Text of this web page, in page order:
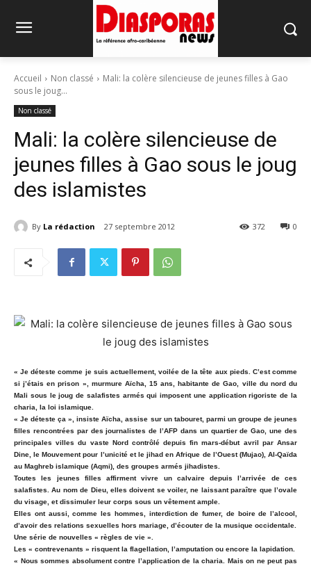
Accueil Non classé
Mali: la colère silencieuse de jeunes filles à Gao
sous le joug...
Non classé
Mali: la colère silencieuse de
jeunes filles à Gao sous le joug
des islamistes
By La rédaction 27 septembre 2012 0
372
« Je déteste comme je suis actuellement, voilée de la tête aux pieds. C’est comme
si j’étais en prison », murmure Aïcha, 15 ans, habitante de Gao, ville du nord du
Mali sous le joug de salafistes armés qui imposent une application rigoriste de la
charia, la loi islamique.
« Je déteste ça », insiste Aïcha, assise sur un tabouret, parmi un groupe de jeunes
filles rencontrées par des journalistes de l’AFP dans un quartier de Gao, une des
principales villes du vaste Nord contrôlé depuis fin mars-début avril par Ansar
Dine, le Mouvement pour l’unicité et le jihad en Afrique de l’Ouest (Mujao), Al-Qaïda
au Maghreb islamique (Aqmi), des groupes armés jihadistes.
Toutes les jeunes filles affirment vivre un calvaire depuis l’arrivée de ces
salafistes. Au nom de Dieu, elles doivent se voiler, ne laissant paraître que l’ovale
du visage, et dissimuler leur corps sous un vêtement ample.
Elles ont aussi, comme les hommes, interdiction de fumer, de boire de l’alcool,
d’avoir des relations sexuelles hors mariage, d’écouter de la musique occidentale.
Une série de nouvelles « règles de vie ».
Les « contrevenants » risquent la flagellation, l’amputation ou encore la lapidation.
« Nous sommes absolument contre l’application de la charia. Mais on ne peut pas